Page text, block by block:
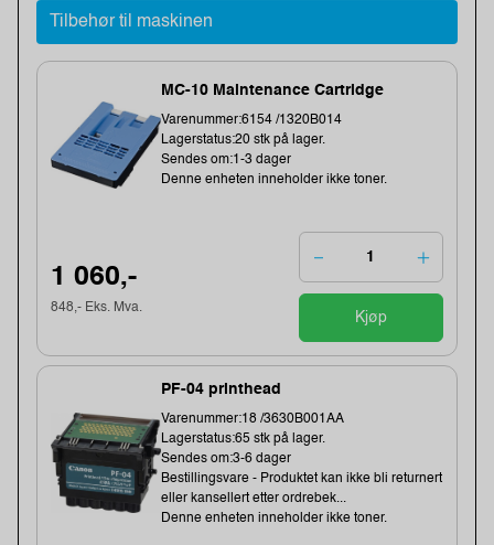
Tilbehør til maskinen
MC-10 Maintenance Cartridge
Varenummer:6154 /1320B014
Lagerstatus:20 stk på lager.
Sendes om:1-3 dager
Denne enheten inneholder ikke toner.
1 060,-
848,- Eks. Mva.
Kjøp
PF-04 printhead
Varenummer:18 /3630B001AA
Lagerstatus:65 stk på lager.
Sendes om:3-6 dager
Bestillingsvare - Produktet kan ikke bli returnert
eller kansellert etter ordrebek...
Denne enheten inneholder ikke toner.